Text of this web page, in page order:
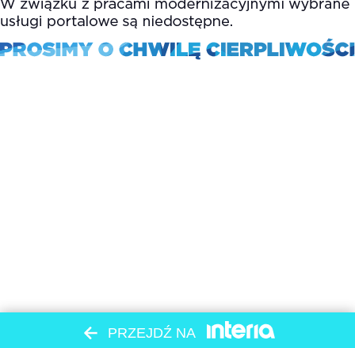
PRZEJDŹ NA